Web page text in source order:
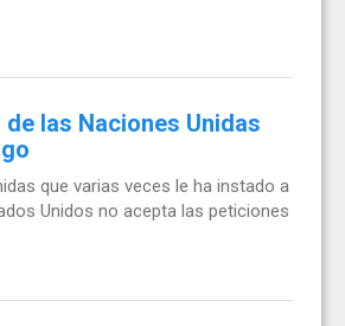
las Naciones Unidas
que varias veces le ha instado a
Unidos no acepta las peticiones